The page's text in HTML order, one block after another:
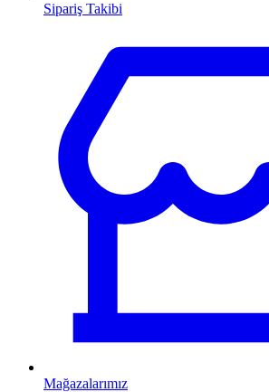
Sipariş Takibi
Mağazalarımız